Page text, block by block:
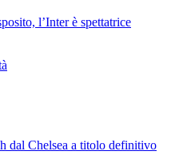
l’Inter è spettatrice
dal Chelsea a titolo definitivo